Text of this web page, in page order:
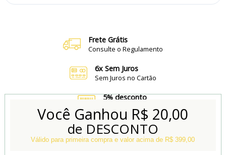
Frete Grátis
Consulte o Regulamento
6x Sem Juros
Sem Juros no Cartão
5% desconto
no Boleto e Pix
Conheça também
Nossa Loja Física
Você Ganhou R$ 20,00
de DESCONTO
Válido para primeira compra e valor acima de R$ 399,00